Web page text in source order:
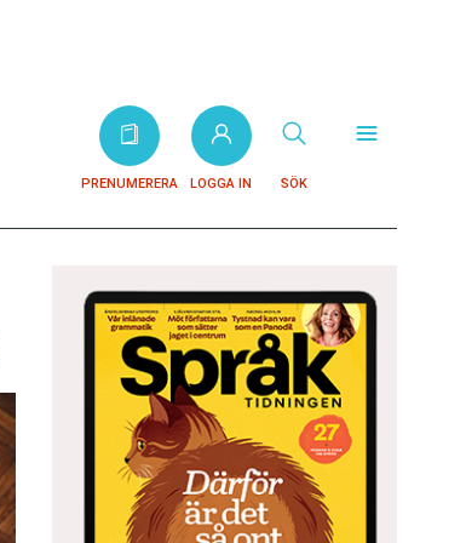
PRENUMERERA LOGGA IN SÖK